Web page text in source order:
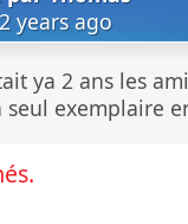
years ago
ya 2 ans les
seul exemplaire